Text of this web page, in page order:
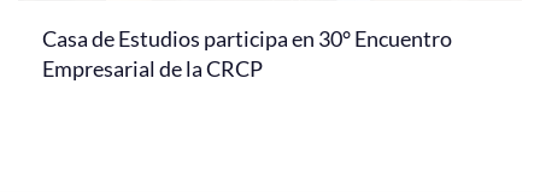
Casa de Estudios participa en 30° Encuentro
Empresarial de la CRCP